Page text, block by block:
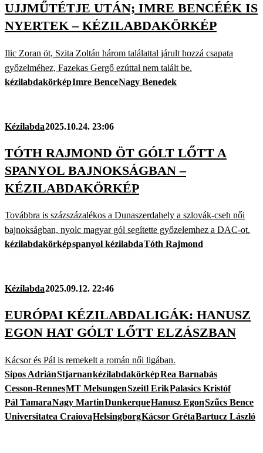
UJJMŰTÉTJE UTÁN; IMRE BENCÉÉK IS
NYERTEK – KÉZILABDAKÖRKÉP
Ilic Zoran öt, Szita Zoltán három találattal járult hozzá csapata
győzelméhez, Fazekas Gergő ezúttal nem talált be.
kézilabdakörképImre BenceNagy Benedek
Kézilabda2025.10.24. 23:06
TÓTH RAJMOND ÖT GÓLT LŐTT A
SPANYOL BAJNOKSÁGBAN –
KÉZILABDAKÖRKÉP
Továbbra is százszázalékos a Dunaszerdahely a szlovák-cseh női
bajnokságban, nyolc magyar gól segítette győzelemhez a DAC-ot.
kézilabdakörképspanyol kézilabdaTóth Rajmond
Kézilabda2025.09.12. 22:46
EURÓPAI KÉZILABDALIGÁK: HANUSZ
EGON HAT GÓLT LŐTT ELZÁSZBAN
Kácsor és Pál is remekelt a román női ligában.
Sipos AdriánStjarnankézilabdakörképRea Barnabás
Cesson-RennesMT MelsungenSzeitl ErikPalasics Kristóf
Pál TamaraNagy MartinDunkerqueHanusz EgonSzűcs Bence
Universitatea CraiovaHelsingborgKácsor GrétaBartucz László